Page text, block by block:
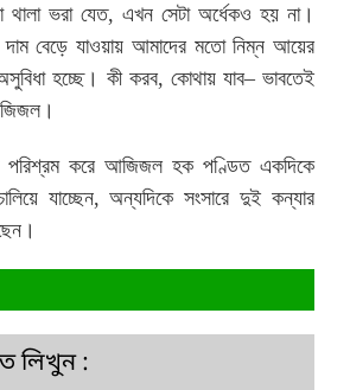
ভরা যেত, এখন সেটা অর্ধেকও হয় না।
বেড়ে যাওয়ায় আমাদের মতো নিম্ন আয়ের
হচ্ছে। কী করব, কোথায় যাব– ভাবতেই
পরিশ্রম করে আজিজল হক পণ্ডিত একদিকে
যাচ্ছেন, অন্যদিকে সংসারে দুই কন্যার
।
লিখুন :